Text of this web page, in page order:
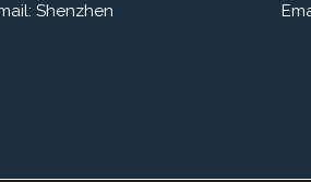
Shenzhen